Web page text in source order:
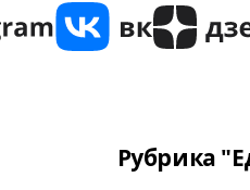
Рубрика